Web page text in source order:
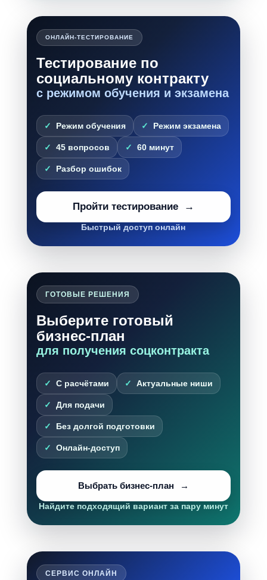
ОНЛАЙН-ТЕСТИРОВАНИЕ
Тестирование по
социальному контракту
с режимом обучения и экзамена
Режим обучения Режим экзамена
45 вопросов 60 минут
Разбор ошибок
Пройти тестирование
Быстрый доступ онлайн
ГОТОВЫЕ РЕШЕНИЯ
Выберите готовый
бизнес-план
для получения соцконтракта
С расчётами Актуальные ниши
Для подачи
Без долгой подготовки
Онлайн-доступ
Выбрать бизнес-план
Найдите подходящий вариант за пару минут
СЕРВИС ОНЛАЙН